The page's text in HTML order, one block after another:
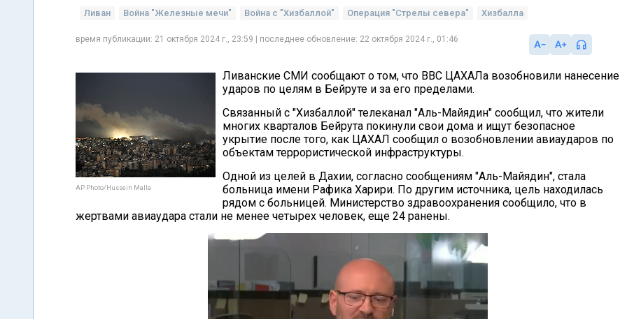
Ливан Война "Железные мечи" Война с "Хизбаллой" Операция "Стрелы севера" Хизбалла
время публикации: 21 октября 2024 г., 23:59 | последнее обновление: 22 октября 2024 г., 01:46
AP Photo/Hussein Malla
Ливанские СМИ сообщают о том, что ВВС ЦАХАЛа возобновили нанесение
ударов по целям в Бейруте и за его пределами.
Связанный с "Хизбаллой" телеканал "Аль-Майядин" сообщил, что жители
многих кварталов Бейрута покинули свои дома и ищут безопасное
укрытие после того, как ЦАХАЛ сообщил о возобновлении авиаударов по
объектам террористической инфраструктуры.
Одной из целей в Дахии, согласно сообщениям "Аль-Майядин", стала
больница имени Рафика Харири. По другим источника, цель находилась
рядом с больницей. Министерство здравоохранения сообщило, что в
жертвами авиаудара стали не менее четырех человек, еще 24 ранены.